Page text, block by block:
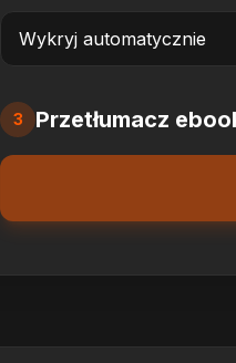
Wykryj automatycznie
3 Przetłumacz